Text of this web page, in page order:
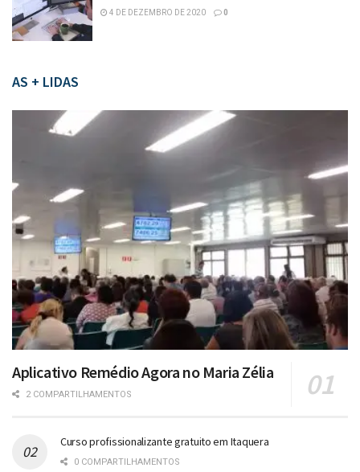
4 DE DEZEMBRO DE 2020 0
AS + LIDAS
Aplicativo Remédio Agora no Maria Zélia
2 COMPARTILHAMENTOS
Curso profissionalizante gratuito em Itaquera
0 COMPARTILHAMENTOS